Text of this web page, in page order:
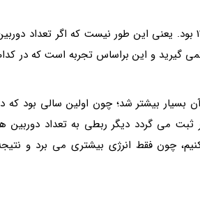
داده هایی که آن سال به دست آوردیم و تعداد یوزی که ثبت شد کمتر از سال 1401 بود. یعنی این طور نیست که اگر تعداد
گیرید و این براساس تجربه است که در
قبل از آن بسیار بیشتر شد؛ چون اولین سالی بود که
ثبت می گردد دیگر ربطی به تعداد دوربین
کنیم، چون فقط انرژی بیشتری می برد و